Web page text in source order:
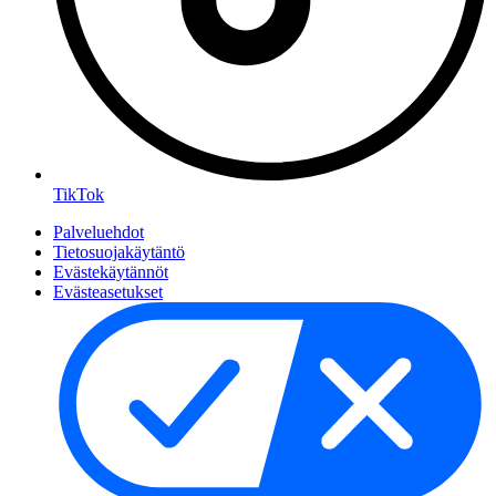
TikTok
Palveluehdot
Tietosuojakäytäntö
Evästekäytännöt
Evästeasetukset